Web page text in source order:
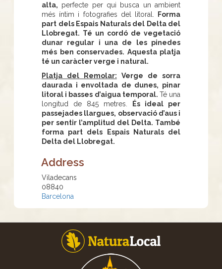
alta, perfecte per qui busca un ambient
més íntim i fotografies del litoral.
Forma
part dels Espais Naturals del Delta del
Llobregat. Té un cordó de vegetació
dunar regular i una de les pinedes
més ben conservades. Aquesta platja
té un caràcter verge i natural.
Platja del Remolar:
Verge de sorra
daurada i envoltada de dunes, pinar
litoral i basses d’aigua temporal. Té una
longitud de 845 metres.
És ideal per
passejades llargues, observació d’aus i
per sentir l’amplitud del Delta. També
forma part dels Espais Naturals del
Delta del Llobregat.
Address
Viladecans
08840
Barcelona